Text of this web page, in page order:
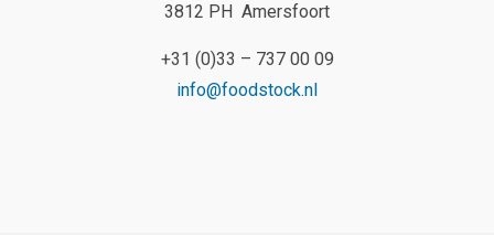
3812 PH Amersfoort
+31 (0)33 – 737 00 09
info@foodstock.nl